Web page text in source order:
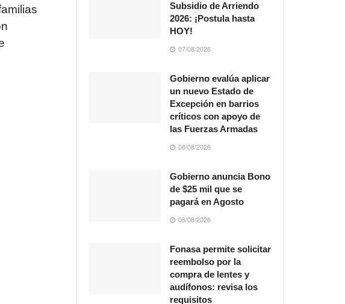
Subsidio de Arriendo
2026: ¡Postula hasta
HOY!
07/08/2026
Gobierno evalúa aplicar
un nuevo Estado de
Excepción en barrios
críticos con apoyo de
las Fuerzas Armadas
06/08/2026
Gobierno anuncia Bono
de $25 mil que se
pagará en Agosto
06/08/2026
Fonasa permite solicitar
reembolso por la
compra de lentes y
audífonos: revisa los
requisitos